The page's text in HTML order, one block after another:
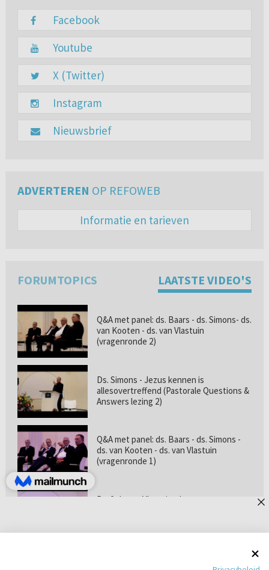
Facebook
Youtube
X (Twitter)
Instagram
Nieuwsbrief
ADVERTEREN OP REFOWEB
Informatie en tarieven
FORUMTOPICS LAATSTE VIDEO'S
Q&A met panel: ds. Baars - ds. Simons- ds.
van Kooten - ds. van Vlastuin
(vragenronde 2)
Ds. Simons - Jezus kennen is
allesovertreffend (Pastorale Questions &
Answers lezing 2)
Q&A met panel: ds. Baars - ds. Simons -
ds. van Kooten - ds. van Vlastuin
(vragenronde 1)
Prof. dr. van Vlastuin - Is